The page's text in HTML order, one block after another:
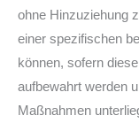
ohne Hinzuziehung
einer spezifischen
können, sofern
aufbewahrt werden
Maßnahmen